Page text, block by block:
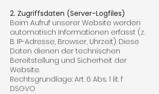
2. Zugriffsdaten (Server-Logfiles)
Beim Aufruf unserer Website werden
automatisch Informationen erfasst (z.
B. IP-Adresse, Browser, Uhrzeit). Diese
Daten dienen der technischen
Bereitstellung und Sicherheit der
Website.
Rechtsgrundlage: Art. 6 Abs. 1 lit. f
DSGVO